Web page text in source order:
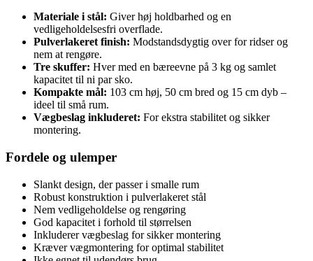
Materiale i stål: Giver høj holdbarhed og en
vedligeholdelsesfri overflade.
Pulverlakeret finish: Modstandsdygtig over for ridser og
nem at rengøre.
Tre skuffer: Hver med en bæreevne på 3 kg og samlet
kapacitet til ni par sko.
Kompakte mål: 103 cm høj, 50 cm bred og 15 cm dyb –
ideel til små rum.
Vægbeslag inkluderet: For ekstra stabilitet og sikker
montering.
Fordele og ulemper
Slankt design, der passer i smalle rum
Robust konstruktion i pulverlakeret stål
Nem vedligeholdelse og rengøring
God kapacitet i forhold til størrelsen
Inkluderer vægbeslag for sikker montering
Kræver vægmontering for optimal stabilitet